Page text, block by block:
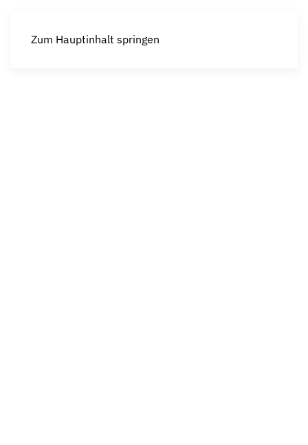
Zum Hauptinhalt springen